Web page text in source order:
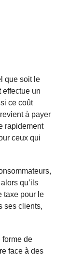
que soit le
effectue un
ce coût
à payer
rapidement
ceux qui
qu’ils
taxe pour le
ses clients,
forme de
face à des